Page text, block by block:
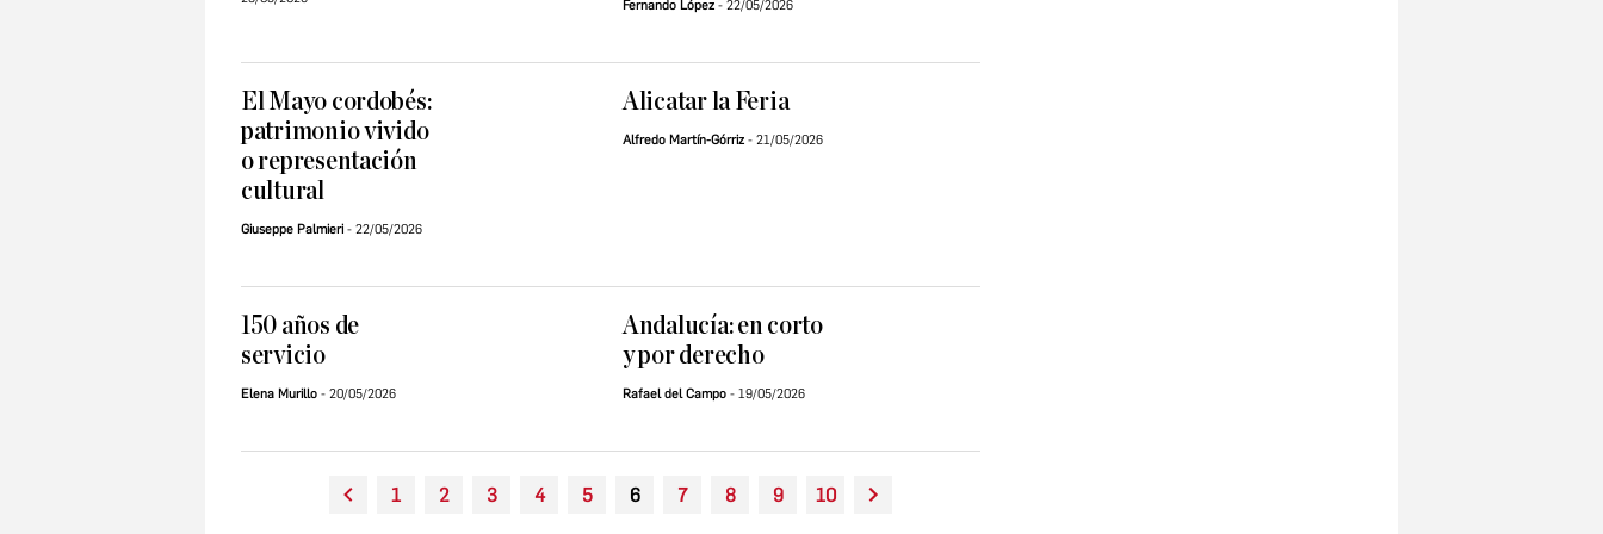
Fernando López 22/05/2026
El Mayo cordobés:
patrimonio vivido
o representación
cultural
Giuseppe Palmieri 22/05/2026
Alicatar la Feria
Alfredo Martín-Górriz 21/05/2026
150 años de
servicio
Elena Murillo 20/05/2026
Andalucía: en corto
y por derecho
Rafael del Campo 19/05/2026
1 2 3 4 5 6 7 8 9 10